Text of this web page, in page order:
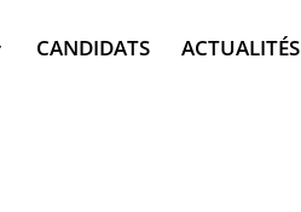
CANDIDATS ACTUALITÉS